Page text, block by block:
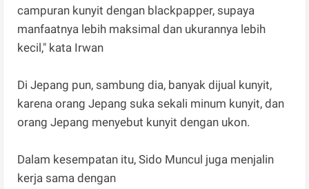
campuran kunyit dengan blackpapper, supaya
manfaatnya lebih maksimal dan ukurannya lebih
kecil," kata Irwan
Di Jepang pun, sambung dia, banyak dijual kunyit,
karena orang Jepang suka sekali minum kunyit, dan
orang Jepang menyebut kunyit dengan ukon.
Dalam kesempatan itu, Sido Muncul juga menjalin
kerja sama dengan